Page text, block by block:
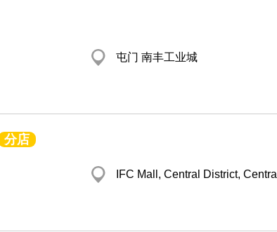
屯门 南丰工业城
分店
IFC Mall, Central District, Central